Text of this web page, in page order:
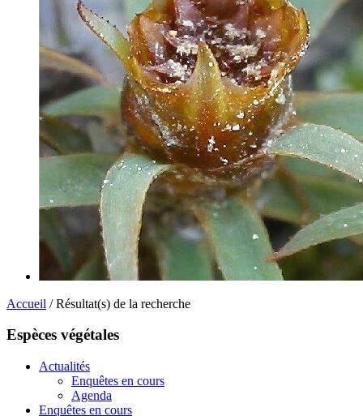
Accueil / Résultat(s) de la recherche
Espèces végétales
Actualités
Enquêtes en cours
Agenda
Enquêtes en cours